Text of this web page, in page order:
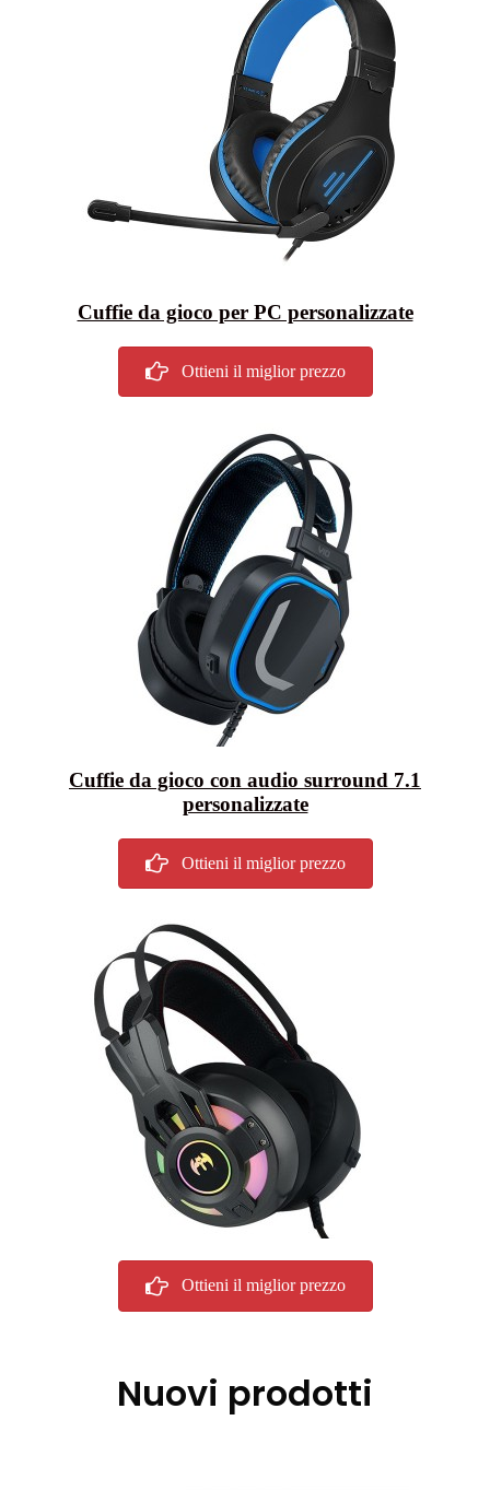
Cuffie da gioco per PC personalizzate
Ottieni il miglior prezzo
Cuffie da gioco con audio surround 7.1
personalizzate
Ottieni il miglior prezzo
Ottieni il miglior prezzo
Nuovi prodotti